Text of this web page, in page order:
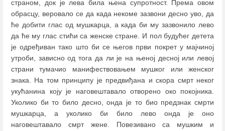
страном, док је лева била њена супротност. Према овом
обрасцу, веровало се да када некоме зазвони десно уво, да
ће добити глас од мушкарца, а када би му зазвонило лево
да ће му глас стићи са женске стране. И пол будућег детета
је одређиван тако што би се његов први покрет у мајчиној
утроби, зависно од тога да ли је на њеној десној или левој
страни тумачио манифествовањем мушког или женског
знака. На том принципу је предвиђана и скора смрт неког
укућанина коју је наговештавало отворено око покојника.
Уколико би то било десно, онда је то био предзнак смрти
мушкарца, а уколико би било лево онда је оно
наговештавало смрт жене. Повезивано са мушким и